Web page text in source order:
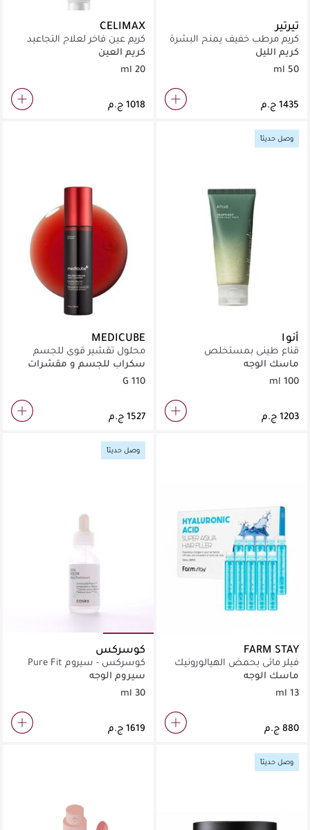
تيرتير
كريم مرطب خفيف يمنح البشرة
ملمساً ناعماً كالسيراميك.
كريم الليل
50 ml
CELIMAX
كريم عين فاخر لعلاج التجاعيد
العميقة وتفتيح منطقة العين.
كريم العين
20 ml
وصل حديثاً
أنوا
قناع طيني بمستخلص
الهيرتليف لتنظيف المسام وإزالة
الرؤوس السوداء.
ماسك الوجه
100 ml
MEDICUBE
محلول تقشير قوي للجسم
لعلاج حب الشباب والجلد
الخشن.
سكراب للجسم و مقشرات
110 G
FARM STAY
فيلر مائي بحمض الهيالورونيك
لترطيب الشعر الجاف والمتطاير.
ماسك الوجه
13 ml
وصل حديثاً
كوسركس
كوسركس - سيروم Pure Fit
Cica (30 مل)
سيروم الوجه
30 ml
وصل حديثاً